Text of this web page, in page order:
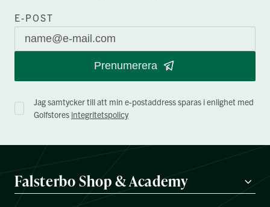
E-POST
Prenumerera
Jag samtycker till att min e-postaddress sparas i enlighet med
Golfstores integritetspolicy
Falsterbo Shop & Academy